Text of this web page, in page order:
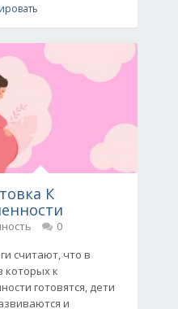
К
0
считают, что в
которых к
готовятся, дети
и